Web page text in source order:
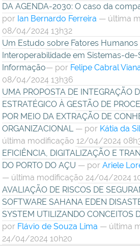
DA AGENDA-2030: O caso da
por Ian Bernardo Ferreira — última
08/04/2024 13h32
Um Estudo sobre Fatores
Interoperabilidade em Sistemas-
Informação​​​​​​​— por Felipe Cabral
08/04/2024 13h36
UMA PROPOSTA DE INTEGRAÇÃO
ESTRATÉGICO À GESTÃO DE
POR MEIO DA EXTRAÇÃO DE
ORGANIZACIONAL — por Kátia da
última modificação 12/04/2024
EFICIÊNCIA, DIGITALIZAÇÃO E
DO PORTO DO AÇU — por Ariele
— última modificação 24/04/2024
AVALIAÇÃO DE RISCOS DE
SOFTWARE SAHANA EDEN
SYSTEM UTILIZANDO CONCEITOS
por Flávio de Souza Lima — última
24/04/2024 10h20